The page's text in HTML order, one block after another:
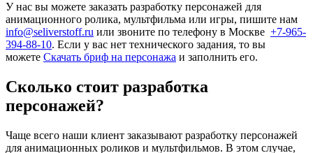
У нас вы можете заказать разработку персонажей для
анимационного ролика, мультфильма или игры, пишите нам
info@seliverstoff.ru или звоните по телефону в Москве +7-965-
394-88-10. Если у вас нет технического задания, то вы
можете Скачать бриф на персонажа и заполнить его.
Сколько стоит разработка
персонажей?
Чаще всего наши клиент заказывают разработку персонажей
для анимационных роликов и мультфильмов. В этом случае,